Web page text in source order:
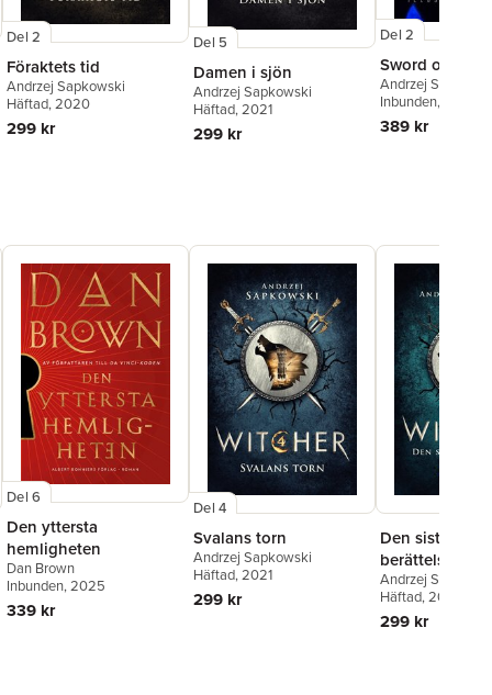
Del 2
Föraktets tid
Andrzej Sapkowski
Häftad, 2020
299 kr
Del 5
Damen i sjön
Andrzej Sapkowski
Häftad, 2021
299 kr
Del 2
Sword of
Andrzej
Inbunden, 2022
389 kr
Del 6
Den yttersta
hemligheten
Dan Brown
Inbunden, 2025
339 kr
Del 4
Svalans torn
Andrzej Sapkowski
Häftad, 2021
299 kr
Den sista
berättelser om
av Rivia
Andrzej
Häftad, 2020
299 kr